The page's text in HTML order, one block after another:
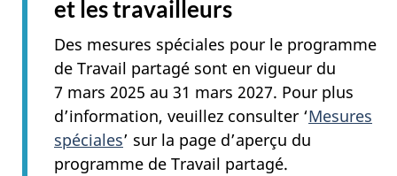
et les travailleurs
Des mesures spéciales pour le programme
de Travail partagé sont en vigueur du
7 mars 2025 au 31 mars 2027. Pour plus
d’information, veuillez consulter ‘Mesures
spéciales’ sur la page d’aperçu du
programme de Travail partagé.